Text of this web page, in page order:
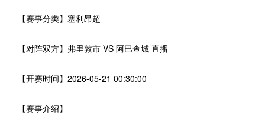
【赛事分类】 塞利昂超
【对阵双方】 弗里敦市 VS 阿巴查城 直播
【开赛时间】 2026-05-21 00:30:00
【赛事介绍】